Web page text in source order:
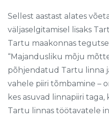
Sellest aastast alates
väljaselgitamisel lisaks
Tartu maakonnas
“Majandusliku mõju
põhjendatud Tartu linna
vahele piiri tõmbamine –
kes asuvad linnapiiri
Tartu linnas töötavatele